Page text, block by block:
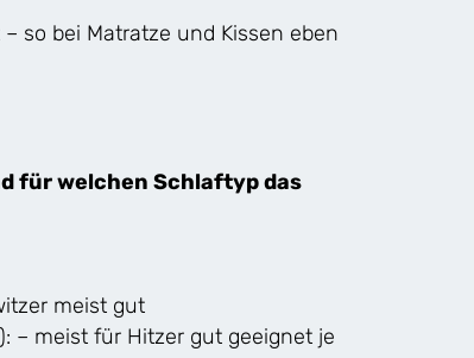
so bei Matratze und Kissen eben
für welchen Schlaftyp das
meist gut
– meist für Hitzer gut geeignet je